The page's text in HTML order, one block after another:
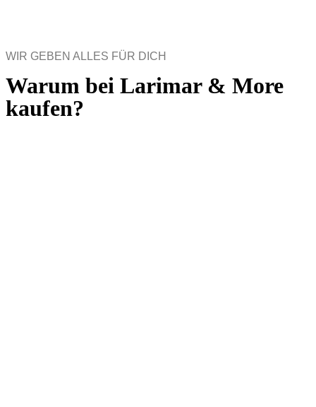
WIR GEBEN ALLES FÜR DICH
Warum bei Larimar & More
kaufen?